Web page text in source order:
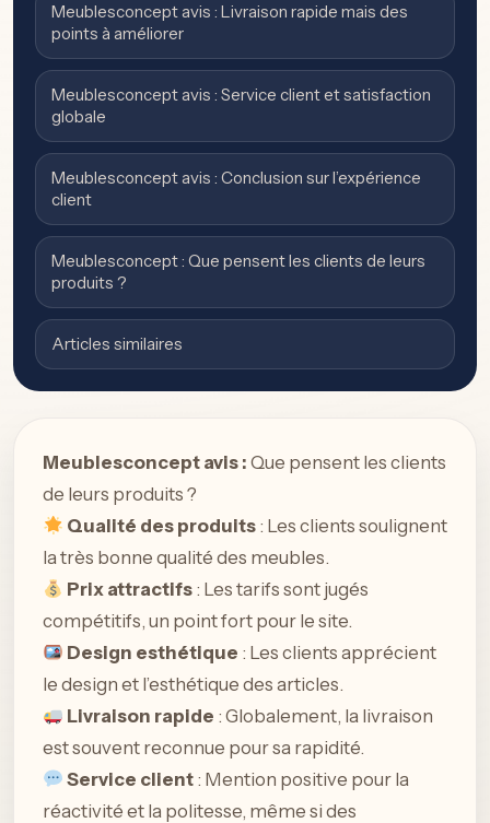
Meublesconcept avis : Livraison rapide mais des
points à améliorer
Meublesconcept avis : Service client et satisfaction
globale
Meublesconcept avis : Conclusion sur l’expérience
client
Meublesconcept : Que pensent les clients de leurs
produits ?
Articles similaires
Meublesconcept avis : Que pensent les clients
de leurs produits ?
Qualité des produits: Les clients soulignent
la très bonne qualité des meubles.
Prix attractifs: Les tarifs sont jugés
compétitifs, un point fort pour le site.
Design esthétique : Les clients apprécient
le design et l’esthétique des articles.
Livraison rapide : Globalement, la livraison
est souvent reconnue pour sa rapidité.
Service client: Mention positive pour la
réactivité et la politesse, même si des